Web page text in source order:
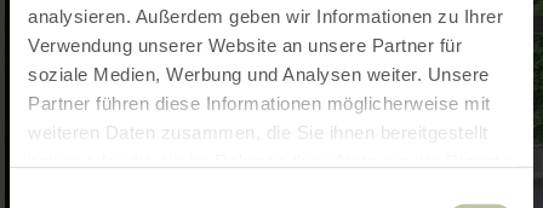
analysieren. Außerdem geben wir Informationen zu Ihrer
Verwendung unserer Website an unsere Partner für
soziale Medien, Werbung und Analysen weiter. Unsere
Partner führen diese Informationen möglicherweise mit
weiteren Daten zusammen, die Sie ihnen bereitgestellt